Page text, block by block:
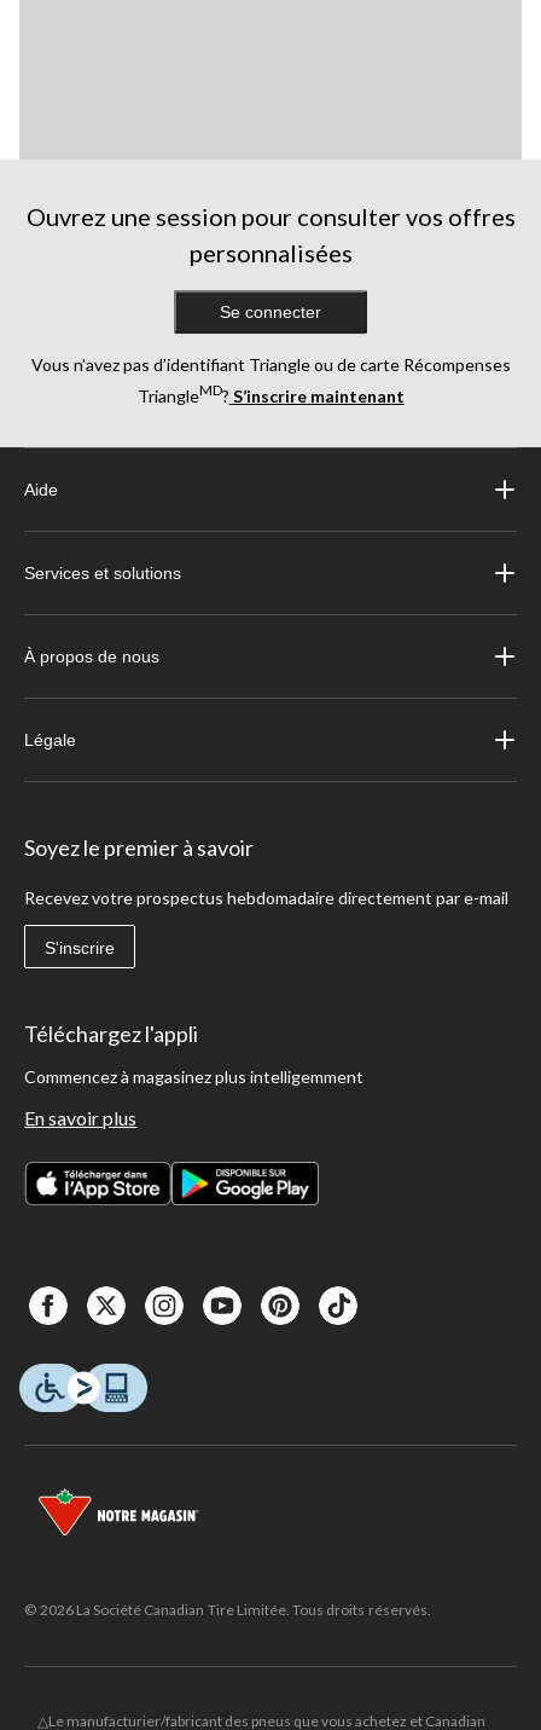
Ouvrez une session pour consulter vos offres
personnalisées
Se connecter
Vous n’avez pas d’identifiant Triangle ou de carte Récompenses
TriangleMD? S’inscrire maintenant
Aide
Services et solutions
À propos de nous
Légale
Soyez le premier à savoir
Recevez votre prospectus hebdomadaire directement par e-mail
S'inscrire
Téléchargez l'appli
Commencez à magasinez plus intelligemment
En savoir plus
© 2026 La Société Canadian Tire Limitée. Tous droits réservés.
△Le manufacturier/fabricant des pneus que vous achetez et Canadian